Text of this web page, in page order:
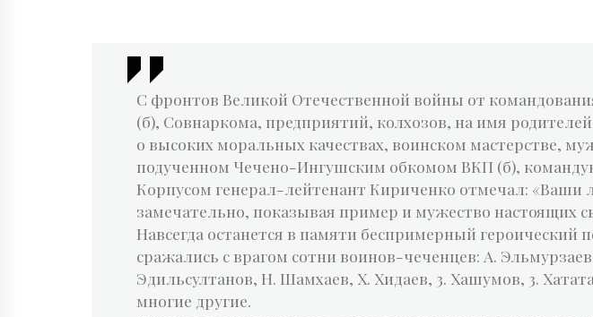
С фронтов Великой Отечественной войны от
(б), Совнаркома, предприятий, колхозов, на имя
о высоких моральных качествах, воинском мастерстве,
подученном Чечено-Ингушским обкомом ВКП (б),
Корпусом генерал-лейтенант Кириченко отмечал: «Ваши
замечательно, показывая пример и мужество настоящих
Навсегда останется в памяти беспримерный
сражались с врагом сотни воинов-чеченцев: А.
Эдильсултанов, Н. Шамхаев, X. Хидаев, 3. Хашумов, 3.
многие другие.